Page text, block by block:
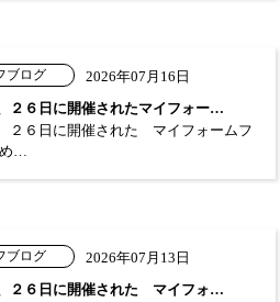
ブログ
2026年07月16日
２６日に開催されたマイフォー…
２６日に開催された マイフォームフ
め…
ブログ
2026年07月13日
２６日に開催された マイフォ…